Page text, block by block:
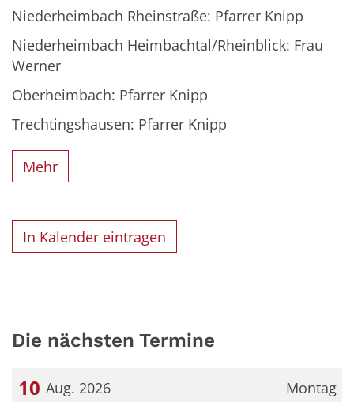
Niederheimbach Rheinstraße: Pfarrer Knipp
Niederheimbach Heimbachtal/Rheinblick: Frau
Werner
Oberheimbach: Pfarrer Knipp
Trechtingshausen: Pfarrer Knipp
Mehr
In Kalender eintragen
Die nächsten Termine
Montag
10 Aug. 2026